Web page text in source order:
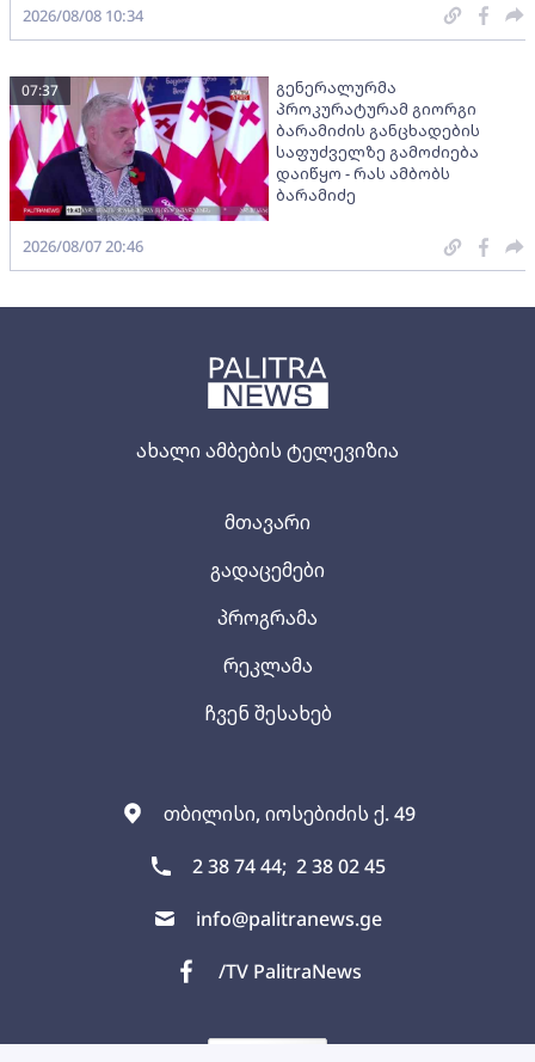
ახალი ამბების ტელევიზია
თბილისი, იოსებიძის ქ. 49
2 38 74 44; 2 38 02 45
info@palitranews.ge
/TV PalitraNews
მთავარი
გადაცემები
პროგრამა
რეკლამა
ჩვენ შესახებ
2026/08/08 10:34
გენერალურმა
პროკურატურამ გიორგი
ბარამიძის განცხადების
საფუძველზე გამოძიება
დაიწყო - რას ამბობს
ბარამიძე
07:37
2026/08/07 20:46